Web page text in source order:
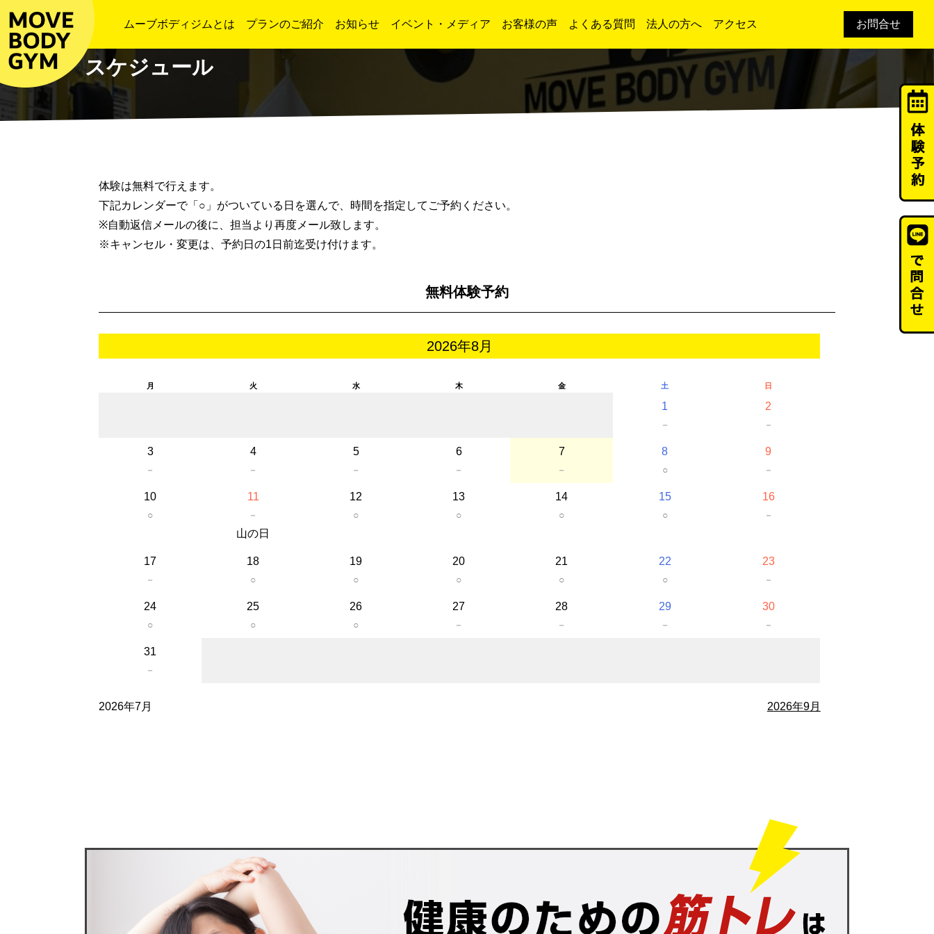
ムーブボディジムとは プランのご紹介 お知らせ イベント・メディア お客様の声 よくある質問 法人の方へ アクセス お問合せ
スケジュール
体験は無料で行えます。
下記カレンダーで「○」がついている日を選んで、時間を指定してご予約ください。
※自動返信メールの後に、担当より再度メール致します。
※キャンセル・変更は、予約日の1日前迄受け付けます。
無料体験予約
2026年8月
月 火 水 木 金 土 日
1
－
2
－
3
－
4
－
5
－
6
－
7
－
8
○
9
－
10
○
11
－
山の日
12
○
13
○
14
○
15
○
16
－
17
－
18
○
19
○
20
○
21
○
22
○
23
－
24
○
25
○
26
○
27
－
28
－
29
－
30
－
31
－
2026年7月 2026年9月